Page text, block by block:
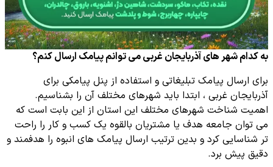
به کدام شهر های آذربایجان غربی می توانم پیامک ارسال کنم؟
برای ارسال پیامک تبلیغاتی و استفاده از پنل پیامکی برای
آذربایجان غربی ، ابتدا باید شهرهای مختلف آن را بشناسیم.
اهمیت شناخت شهرهای مختلف این استان از این بابت است که
می توان جامعه هدف یا مشتریان بالقوه یک کسب و کار را راحت
تر شناسایی کرد و بدین ترتیب ارسال پیامک های انبوه را هدفمند و
دقیق پیش برد.